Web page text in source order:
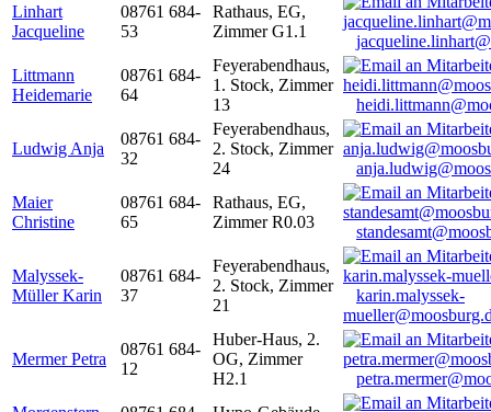
Linhart
Jacqueline
08761 684-
53
Rathaus, EG,
Zimmer G1.1
Littmann
Heidemarie
08761 684-
64
Feyerabendhaus,
1. Stock, Zimmer
13
Ludwig Anja
08761 684-
32
Feyerabendhaus,
2. Stock, Zimmer
24
Maier
Christine
08761 684-
65
Rathaus, EG,
Zimmer R0.03
Malyssek-
Müller Karin
08761 684-
37
Feyerabendhaus,
2. Stock, Zimmer
21
karin.malyssek-
Mermer Petra
08761 684-
12
Huber-Haus, 2.
OG, Zimmer
H2.1